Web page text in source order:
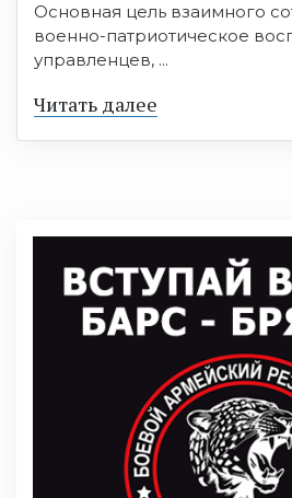
Основная цель взаимного
военно-патриотическое
управленцев, ...
Читать далее